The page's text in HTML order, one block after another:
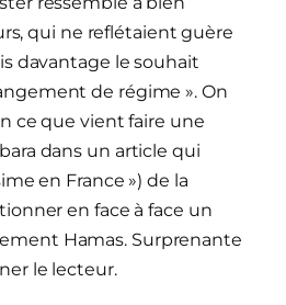
qui ne reflétaient guère
davantage le souhait
de régime ». On
ce que vient faire une
dans un article qui
en France ») de la
en face à face un
Hamas. Surprenante
le lecteur.